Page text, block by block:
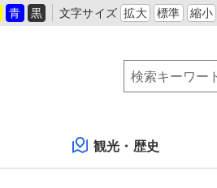
青 黒 文字サイズ 拡大 標準 縮小
観光・歴史